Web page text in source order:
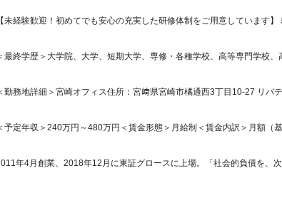
【未経験歓迎！初めてでも安心の充実した研修体制をご用意しています
最終学歴＞大学院、大学、短期大学、専修・各種学校、高等専門学校、
勤務地詳細＞宮崎オフィス住所：宮﨑県宮崎市橘通西3丁目10-27 リバ
予定年収＞240万円～480万円＜賃金形態＞月給制＜賃金内訳＞月額（
年4月創業、2018年12月に東証グロースに上場。「社会的負債を、